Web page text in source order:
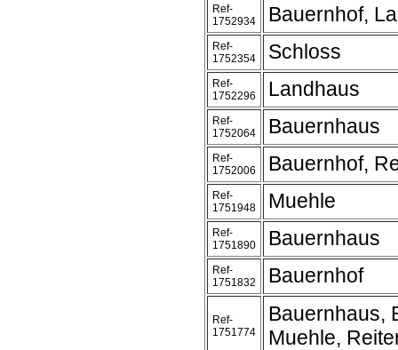
Ref-
1752934
Bauernhof,
Ref-
1752354
Schloss
Ref-
1752296
Landhaus
Ref-
1752064
Bauernhaus
Ref-
1752006
Bauernhof,
Ref-
1751948
Muehle
Ref-
1751890
Bauernhaus
Ref-
1751832
Bauernhof
Ref-
1751774
Bauernhaus,
Muehle,